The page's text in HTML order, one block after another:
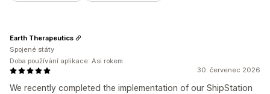
30. červenec 2026
We recently completed the implementation of our ShipStation
Earth Therapeutics
Spojené státy
Doba používání aplikace: Asi rokem